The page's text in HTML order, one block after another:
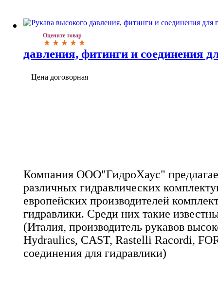
Оцените товар
давления, фитинги и соединения
Цена договорная
Компания ООО"ГидроХаус"
различных гидравлических
европейских производителей
гидравлики. Среди них такие
(Италия, производитель рукавов
Hydraulics, CAST, Rastelli Racordi,
соединения для гидравлики)